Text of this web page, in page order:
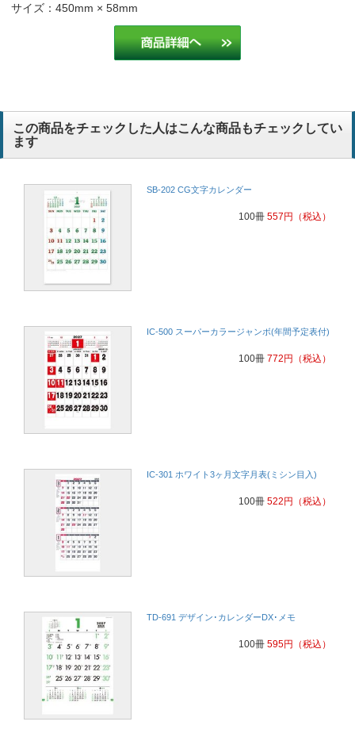
サイズ：450mm × 58mm
この商品をチェックした人はこんな商品もチェックしてい
ます
SB-202 CG文字カレンダー
100冊 557円 （税込）
IC-500 スーパーカラージャンボ(年間予定表付)
100冊 772 円 （税込）
IC-301 ホワイト3ヶ月文字月表(ミシン目入)
100冊 522 円 （税込）
TD-691 デザイン･カレンダーDX･メモ
100冊 595円 （税込）